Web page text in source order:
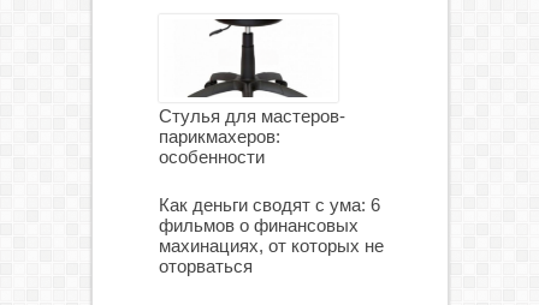
Стулья для мастеров-
парикмахеров:
особенности
Как деньги сводят с ума: 6
фильмов о финансовых
махинациях, от которых не
оторваться